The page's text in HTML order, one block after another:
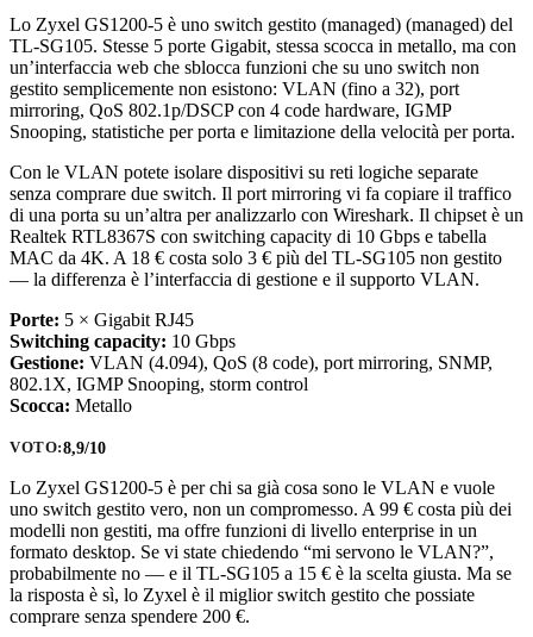
Lo Zyxel GS1200-5 è uno switch gestito (managed) (managed) del
TL-SG105. Stesse 5 porte Gigabit, stessa scocca in metallo, ma con
un’interfaccia web che sblocca funzioni che su uno switch non
gestito semplicemente non esistono: VLAN (fino a 32), port
mirroring, QoS 802.1p/DSCP con 4 code hardware, IGMP
Snooping, statistiche per porta e limitazione della velocità per porta.
Con le VLAN potete isolare dispositivi su reti logiche separate
senza comprare due switch. Il port mirroring vi fa copiare il traffico
di una porta su un’altra per analizzarlo con Wireshark. Il chipset è un
Realtek RTL8367S con switching capacity di 10 Gbps e tabella
MAC da 4K. A 18 € costa solo 3 € più del TL-SG105 non gestito
— la differenza è l’interfaccia di gestione e il supporto VLAN.
Porte: 5 × Gigabit RJ45
Switching capacity: 10 Gbps
Gestione: VLAN (4.094), QoS (8 code), port mirroring, SNMP,
802.1X, IGMP Snooping, storm control
Scocca: Metallo
VOTO:8,9/10
Lo Zyxel GS1200-5 è per chi sa già cosa sono le VLAN e vuole
uno switch gestito vero, non un compromesso. A 99 € costa più dei
modelli non gestiti, ma offre funzioni di livello enterprise in un
formato desktop. Se vi state chiedendo “mi servono le VLAN?”,
probabilmente no — e il TL-SG105 a 15 € è la scelta giusta. Ma se
la risposta è sì, lo Zyxel è il miglior switch gestito che possiate
comprare senza spendere 200 €.